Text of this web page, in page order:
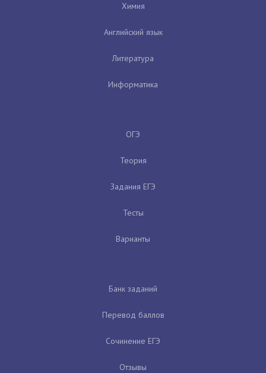
Химия
Английский язык
Литература
Информатика
ОГЭ
Теория
Задания ЕГЭ
Тесты
Варианты
Банк заданий
Перевод баллов
Сочинение ЕГЭ
Отзывы